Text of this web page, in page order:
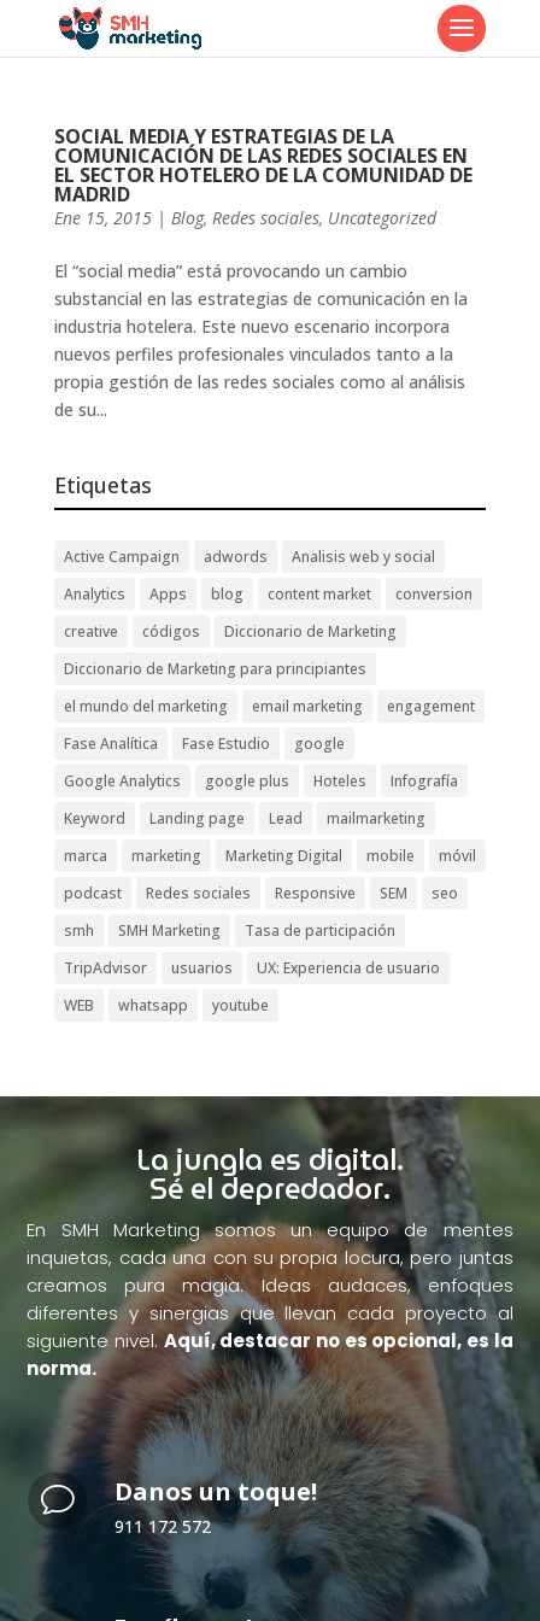
SOCIAL MEDIA Y ESTRATEGIAS DE LA
COMUNICACIÓN DE LAS REDES SOCIALES EN
EL SECTOR HOTELERO DE LA COMUNIDAD DE
MADRID
Ene 15, 2015| Blog, Redes sociales, Uncategorized
El “social media” está provocando un cambio
substancial en las estrategias de comunicación en la
industria hotelera. Este nuevo escenario incorpora
nuevos perfiles profesionales vinculados tanto a la
propia gestión de las redes sociales como al análisis
de su...
Etiquetas
Active Campaign adwords
Analisis web y social
Analytics
Apps blog content market
conversion
creative
códigos
Diccionario de Marketing
Diccionario de Marketing para principiantes
el mundo del marketing
email marketing
engagement
Fase Analítica
Fase Estudio
google
Google Analytics
google plus Hoteles
Infografía
Keyword
Landing page Lead
mailmarketing
marca
marketing Marketing Digital mobile
móvil
podcast
Redes sociales Responsive SEM
seo
smh
SMH Marketing
Tasa de participación
TripAdvisor
usuarios
UX: Experiencia de usuario
WEB
whatsapp youtube
La jungla es digital.
Sé el depredador.
En SMH Marketing somos un equipo de mentes
inquietas, cada una con su propia locura, pero juntas
creamos pura magia. Ideas audaces, enfoques
diferentes y sinergias que llevan cada proyecto al
siguiente nivel.Aquí, destacar no es opcional, es la
norma.
v Danos un toque!
911 172 572